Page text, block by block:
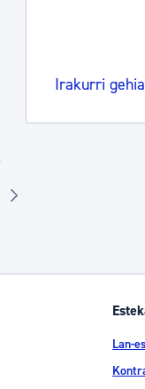
Irakurri
navigate.
Pages Use TAB to
Lan-